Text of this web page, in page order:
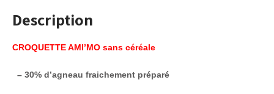
Description
CROQUETTE AMI’MO sans céréale
– 30% d’agneau fraichement préparé